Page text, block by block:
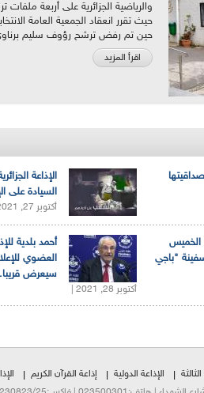
والرياضية الجزائرية على أربعة
حين تم رفض ترشح رؤوف سليم
اقرأ المزيد
السيادة على
أكتوبر 27, 2021 |
أحمد بلدية
العضوي
سيعرض
أكتوبر 28, 2021 |
الخميس
"باجي
الإذاعة الدولية إذاعة القرآن الكريم